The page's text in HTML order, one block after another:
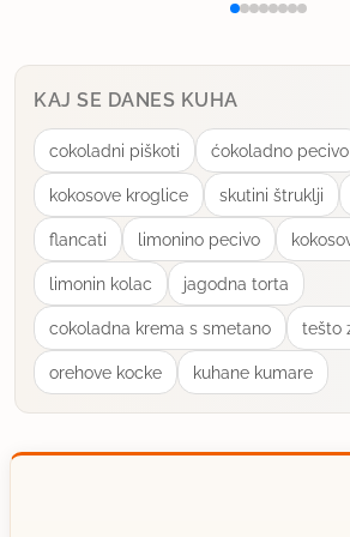
dovolj), potem pa preveri z
ipd. (jaz uporabljam "špiknadel" =
2 uporabno
alexis
član od 2006 884 sporočil
9.11.2006 ob 12:47
Hvala.
KAJ SE DANES KUHA
cokoladni piškoti ćokoladno pecivo
kokosove kroglice skutini štruklji
flancati limonino pecivo
limonin kolac jagodna torta
cokoladna krema s smetano tešto
orehove kocke kuhane kumare